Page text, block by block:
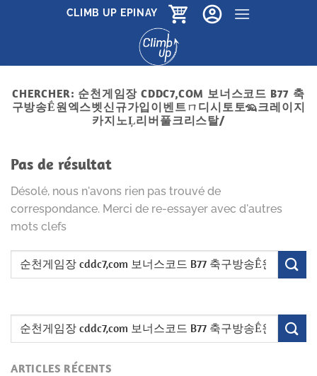
CLIMB UP EPINAY
CHERCHER: 순천게임장 CDDC7,COM 보너스코드 B77 축
구방송Ḗ원엑스벳신규가입이벤트ㄇ디시토토🦡크레이지
카지노Ļ리버풀크리스탈/
Pas de résultat
Désolé, nous n'avons rien pas trouvé de
correspondance. Merci de re-essayer avec d'autres
mots clefs
ARTICLES RÉCENTS